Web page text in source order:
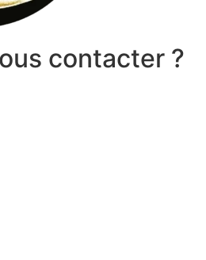
contacter ?